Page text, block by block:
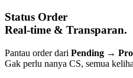
Status Order
Real-time & Transparan.
Pantau order dari Pending →
Gak perlu nanya CS, semua